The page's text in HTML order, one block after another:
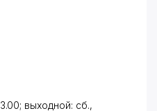
выходной: сб.,